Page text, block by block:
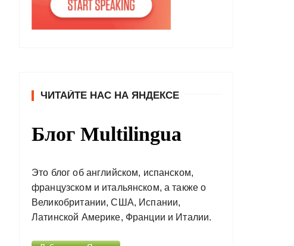
ЧИТАЙТЕ НАС НА ЯНДЕКСЕ
Блог Multilingua
Это блог об английском, испанском,
французском и итальянском, а также о
Великобритании, США, Испании,
Латинской Америке, Франции и Италии.